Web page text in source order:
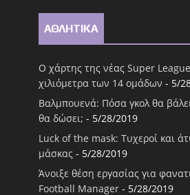
ΑΘΛΗΤΙΚΑ
Ο χάρτης της νέας Super
χιλιόμετρα των 14 ομάδων - 5/
Βαλμπουενά: Πόσα γκολ θα
θα δώσει; - 5/28/2019
Luck of the mask: Τυχεροί και
μάσκας - 5/28/2019
Άνοιξε θέση εργασίας για
Football Μanager - 5/28/2019